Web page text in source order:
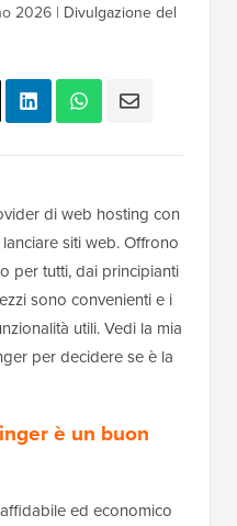
2026 | Divulgazione del
di web hosting con
siti web. Offrono
per tutti, dai principianti
sono convenienti e i
utili. Vedi la mia
per decidere se è la
è un buon
ed economico